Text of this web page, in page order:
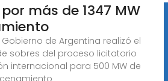
más de 1347 MW
Gobierno de Argentina realizó el
sobres del proceso licitatorio
internacional para 500 MW de